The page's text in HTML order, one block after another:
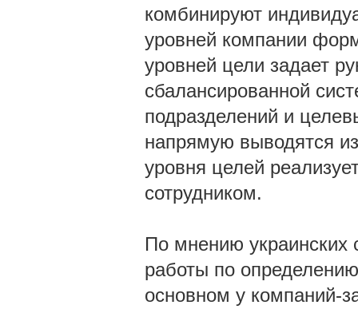
комбинируют
уровней компании
уровней цели задает
сбалансированной
подразделений и
напрямую выводятся
уровня целей
сотрудником.
По мнению украинских
работы по
основном у компаний-